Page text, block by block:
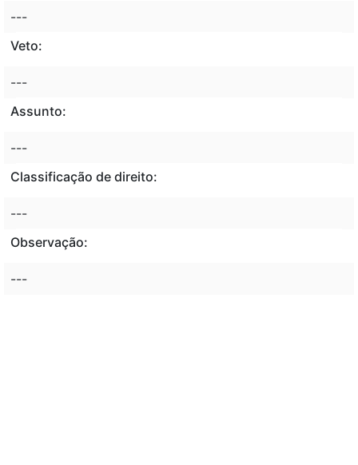
---
Veto:
---
Assunto:
---
Classificação de direito:
---
Observação:
---